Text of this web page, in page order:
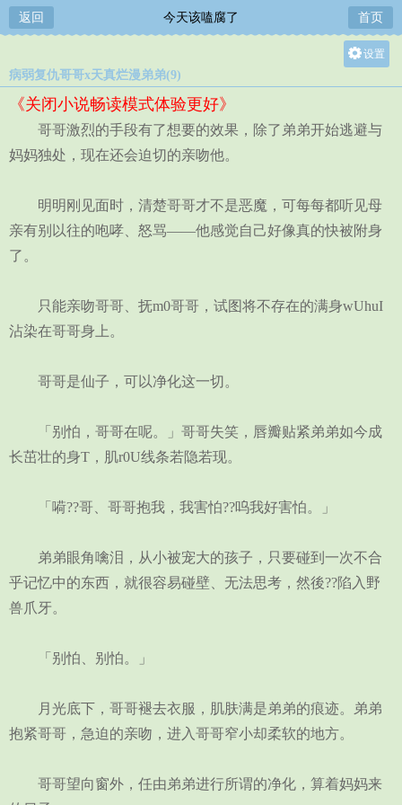
返回 今天该嗑腐了 首页
设置
中
病弱复仇哥哥x天真烂漫弟弟(9)
《关闭小说畅读模式体验更好》
哥哥激烈的手段有了想要的效果，除了弟弟开始逃避与
妈妈独处，现在还会迫切的亲吻他。
明明刚见面时，清楚哥哥才不是恶魔，可每每都听见母
亲有别以往的咆哮、怒骂——他感觉自己好像真的快被附身
了。
只能亲吻哥哥、抚m0哥哥，试图将不存在的满身wUhuI
沾染在哥哥身上。
哥哥是仙子，可以净化这一切。
「别怕，哥哥在呢。」哥哥失笑，唇瓣贴紧弟弟如今成
长茁壮的身T，肌r0U线条若隐若现。
「嗬??哥、哥哥抱我，我害怕??呜我好害怕。」
弟弟眼角噙泪，从小被宠大的孩子，只要碰到一次不合
乎记忆中的东西，就很容易碰壁、无法思考，然後??陷入野
兽爪牙。
「别怕、别怕。」
月光底下，哥哥褪去衣服，肌肤满是弟弟的痕迹。弟弟
抱紧哥哥，急迫的亲吻，进入哥哥窄小却柔软的地方。
哥哥望向窗外，任由弟弟进行所谓的净化，算着妈妈来